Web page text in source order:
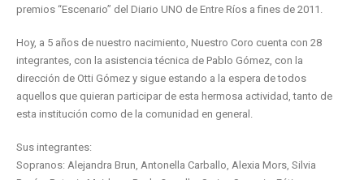
premios “Escenario” del Diario UNO de Entre Ríos a fines de 2011.
Hoy, a 5 años de nuestro nacimiento, Nuestro Coro cuenta con 28
integrantes, con la asistencia técnica de Pablo Gómez, con la
dirección de Otti Gómez y sigue estando a la espera de todos
aquellos que quieran participar de esta hermosa actividad, tanto de
esta institución como de la comunidad en general.
Sus integrantes:
Sopranos: Alejandra Brun, Antonella Carballo, Alexia Mors, Silvia